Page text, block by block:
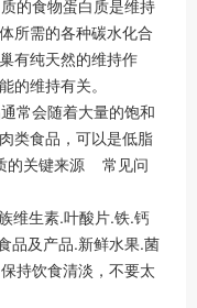
的食物蛋白质是维持
所需的各种碳水化合
有纯天然的维持作
的维持有关。
常会随着大量的饱和
类食品，可以是低脂
的关键来源 常见问
维生素.叶酸片.铁.钙
品及产品.新鲜水果.菌
持饮食清淡，不要太